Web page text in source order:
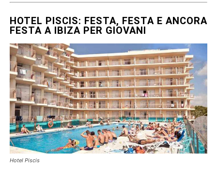
HOTEL PISCIS: FESTA, FESTA E ANCORA
FESTA A IBIZA PER GIOVANI
Hotel Piscis